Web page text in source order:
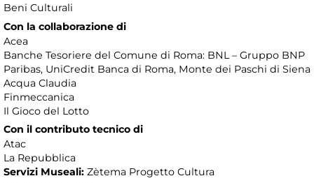
Beni Culturali
Con la collaborazione di
Acea
Banche Tesoriere del Comune di Roma: BNL – Gruppo BNP
Paribas, UniCredit Banca di Roma, Monte dei Paschi di Siena
Acqua Claudia
Finmeccanica
Il Gioco del Lotto
Con il contributo tecnico di
Atac
La Repubblica
Servizi Museali: Zètema Progetto Cultura